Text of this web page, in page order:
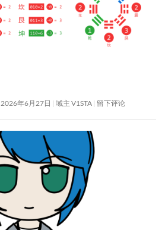
2026年6月27日 域主 V1STA 留下评论